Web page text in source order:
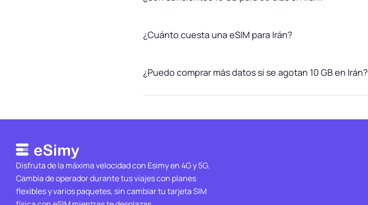
¿Cuánto cuesta una eSIM para Irán?
¿Puedo comprar más datos si se agotan 10 GB en Irán?
Disfruta de la máxima velocidad con Esimy en 4G y 5G.
Cambia de operador durante tus viajes con planes
flexibles y varios paquetes, sin cambiar tu tarjeta SIM